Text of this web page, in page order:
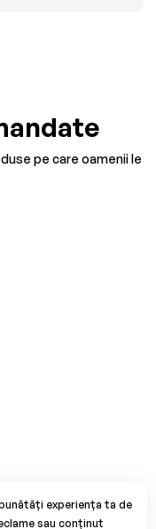
pe care oamenii le
experiența ta de
sau conținut